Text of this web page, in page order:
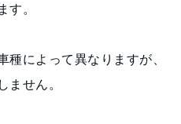
。
種によって異なりますが、
ません。